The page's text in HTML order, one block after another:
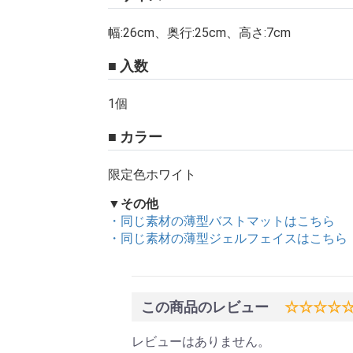
幅:26cm、奥行:25cm、高さ:7cm
■ 入数
1個
■ カラー
限定色ホワイト
▼その他
・同じ素材の薄型バストマットはこちら
・同じ素材の薄型ジェルフェイスはこちら
この商品のレビュー
レビューはありません。